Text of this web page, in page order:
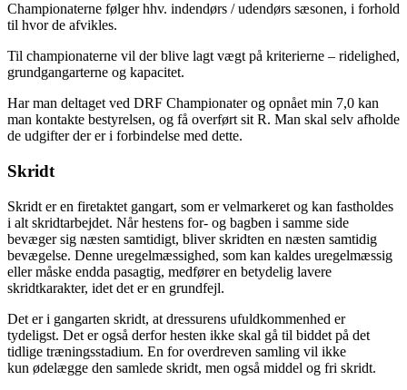
Championaterne følger hhv. indendørs / udendørs sæsonen, i forhold
til hvor de afvikles.
Til championaterne vil der blive lagt vægt på kriterierne – ridelighed,
grundgangarterne og kapacitet.
Har man deltaget ved DRF Championater og opnået min 7,0 kan
man kontakte bestyrelsen, og få overført sit R. Man skal selv afholde
de udgifter der er i forbindelse med dette.
Skridt
Skridt er en firetaktet gangart, som er velmarkeret og kan fastholdes
i alt skridtarbejdet. Når hestens for- og bagben i samme side
bevæger sig næsten samtidigt, bliver skridten en næsten samtidig
bevægelse. Denne uregelmæssighed, som kan kaldes uregelmæssig
eller måske endda pasagtig, medfører en betydelig lavere
skridtkarakter, idet det er en grundfejl.
Det er i gangarten skridt, at dressurens ufuldkommenhed er
tydeligst. Det er også derfor hesten ikke skal gå til biddet på det
tidlige træningsstadium. En for overdreven samling vil ikke
kun ødelægge den samlede skridt, men også middel og fri skridt.